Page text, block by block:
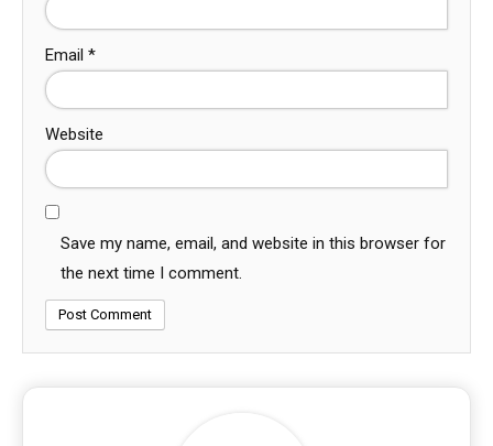
Email *
Website
Save my name, email, and website in this browser for
the next time I comment.